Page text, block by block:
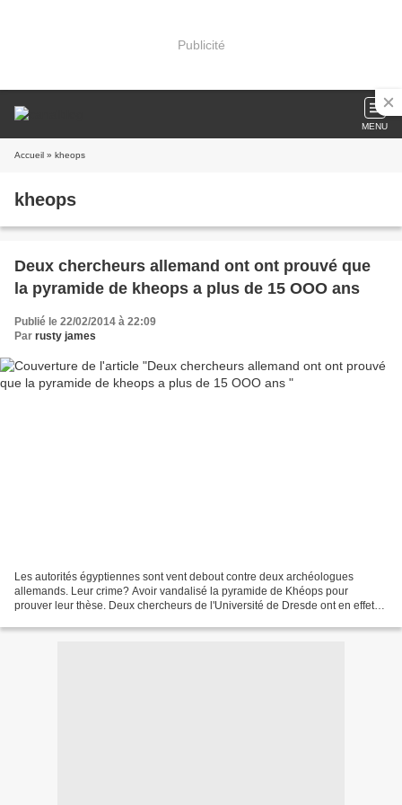
Publicité
MENU
Accueil » kheops
kheops
Deux chercheurs allemand ont ont prouvé que
la pyramide de kheops a plus de 15 OOO ans
Publié le 22/02/2014 à 22:09
Par rusty james
Les autorités égyptiennes sont vent debout contre deux archéologues
allemands. Leur crime? Avoir vandalisé la pyramide de Khéops pour
prouver leur thèse. Deux chercheurs de l'Université de Dresde ont en effet